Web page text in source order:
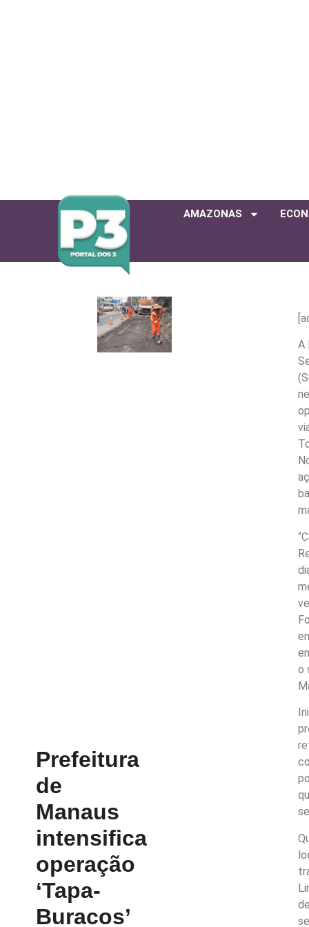
AMAZONAS
Prefeitura
de
Manaus
intensifica
operação
‘Tapa-
Buracos’
A
o